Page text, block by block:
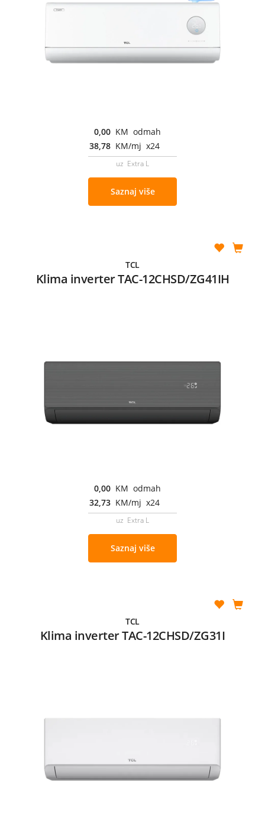
0,00 KM odmah
38,78 KM/mj x24
uz Extra L
Saznaj više
TCL
Klima inverter TAC-12CHSD/ZG41IH
0,00 KM odmah
32,73 KM/mj x24
uz Extra L
Saznaj više
TCL
Klima inverter TAC-12CHSD/ZG31I